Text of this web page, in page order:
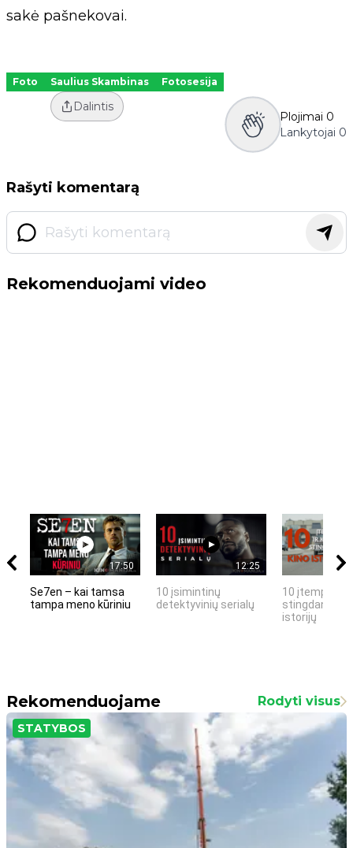
sakė pašnekovai.
Foto Saulius Skambinas Fotosesija
Dalintis
Plojimai 0
Lankytojai 0
Rašyti komentarą
Rekomenduojami video
17:50
Se7en – kai tamsa
tampa meno kūriniu
12:25
10 įsimintinų
detektyvinių serialų
10 įtemptų,
stingdančių
istorijų
Rekomenduojame Rodyti visus
STATYBOS